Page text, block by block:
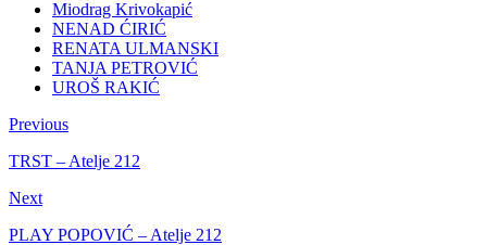
Miodrag Krivokapić
NENAD ĆIRIĆ
RENATA ULMANSKI
TANJA PETROVIĆ
UROŠ RAKIĆ
Previous
TRST – Atelje 212
Next
PLAY POPOVIĆ – Atelje 212